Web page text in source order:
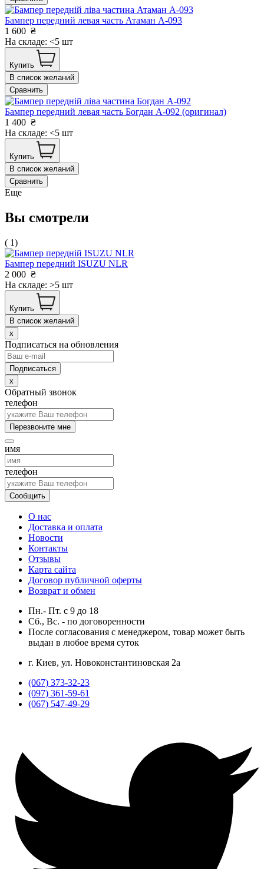
Бампер передний левая часть Атаман А-093
1 600 ₴
На складе: <5 шт
Купить
В список желаний
Сравнить
Бампер передний левая часть Богдан А-092 (оригинал)
1 400 ₴
На складе: <5 шт
Купить
В список желаний
Сравнить
Еще
Вы смотрели
( 1)
Бампер передний ISUZU NLR
2 000 ₴
На складе: >5 шт
Купить
В список желаний
x
Подписаться на обновления
x
Обратный звонок
телефон
Перезвоните мне
имя
телефон
Сообщить
О нас
Доставка и оплата
Новости
Контакты
Отзывы
Карта сайта
Договор публичной оферты
Возврат и обмен
Пн.- Пт. с 9 до 18
Сб., Вс. - по договоренности
После согласования с менеджером, товар может быть
выдан в любое время суток
г. Киев, ул. Новоконстантиновская 2а
(067) 373-32-23
(097) 361-59-61
(067) 547-49-29